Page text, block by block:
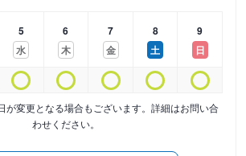
5
水
6
木
7
金
8
土
9
日
が変更となる場合もございます。詳細はお問い合
わせください。